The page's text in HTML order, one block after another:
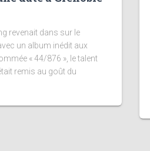
revenait dans sur le
un album inédit aux
« 44/876 », le talent
remis au goût du